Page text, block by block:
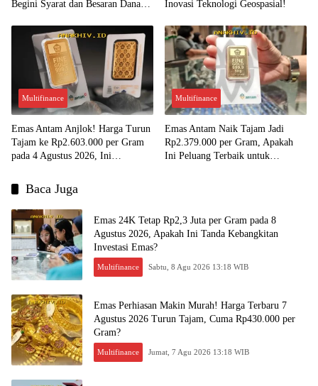
Begini Syarat dan Besaran Dana
Inovasi Teknologi Geospasial!
Multifinance
Emas Antam Anjlok! Harga Turun
Tajam ke Rp2.603.000 per Gram
pada 4 Agustus 2026, Ini
Multifinance
Emas Antam Naik Tajam Jadi
Rp2.379.000 per Gram, Apakah
Ini Peluang Terbaik untuk
Baca Juga
Emas 24K Tetap Rp2,3 Juta per Gram pada 8
Agustus 2026, Apakah Ini Tanda Kebangkitan
Investasi Emas?
Multifinance Sabtu, 8 Agu 2026 13:18 WIB
Emas Perhiasan Makin Murah! Harga Terbaru 7
Agustus 2026 Turun Tajam, Cuma Rp430.000 per
Gram?
Multifinance Jumat, 7 Agu 2026 13:18 WIB